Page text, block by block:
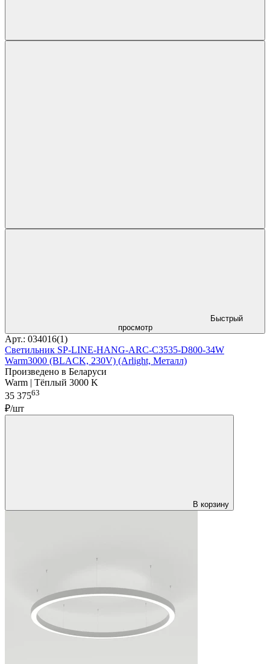
Быстрый
просмотр
Арт.: 034016(1)
Светильник SP-LINE-HANG-ARC-C3535-D800-34W
Warm3000 (BLACK, 230V) (Arlight, Металл)
Произведено в Беларуси
Warm | Тёплый 3000 K
35 37563
₽/шт
В корзину